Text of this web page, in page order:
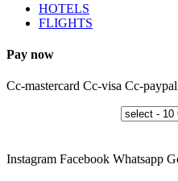
HOTELS
FLIGHTS
Pay now
Cc-mastercard Cc-visa Cc-paypal
Instagram Facebook Whatsapp